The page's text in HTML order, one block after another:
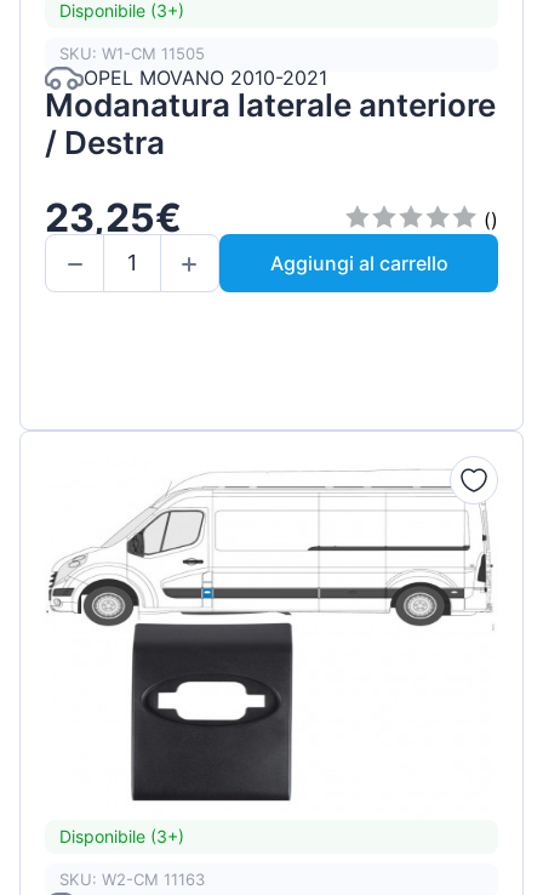
Disponibile (3+)
SKU: W1-CM 11505
OPEL MOVANO 2010-2021
Modanatura laterale anteriore
/ Destra
23,25€
()
Aggiungi al carrello
Disponibile (3+)
SKU: W2-CM 11163